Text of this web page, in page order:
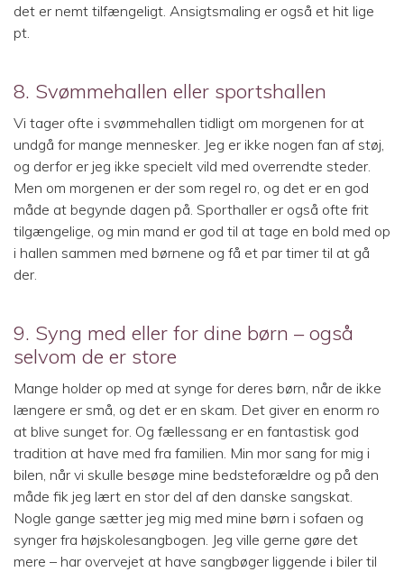
det er nemt tilfængeligt. Ansigtsmaling er også et hit lige
pt.
8. Svømmehallen eller sportshallen
Vi tager ofte i svømmehallen tidligt om morgenen for at
undgå for mange mennesker. Jeg er ikke nogen fan af støj,
og derfor er jeg ikke specielt vild med overrendte steder.
Men om morgenen er der som regel ro, og det er en god
måde at begynde dagen på. Sporthaller er også ofte frit
tilgængelige, og min mand er god til at tage en bold med op
i hallen sammen med børnene og få et par timer til at gå
der.
9. Syng med eller for dine børn – også
selvom de er store
Mange holder op med at synge for deres børn, når de ikke
længere er små, og det er en skam. Det giver en enorm ro
at blive sunget for. Og fællessang er en fantastisk god
tradition at have med fra familien. Min mor sang for mig i
bilen, når vi skulle besøge mine bedsteforældre og på den
måde fik jeg lært en stor del af den danske sangskat.
Nogle gange sætter jeg mig med mine børn i sofaen og
synger fra højskolesangbogen. Jeg ville gerne gøre det
mere – har overvejet at have sangbøger liggende i biler til